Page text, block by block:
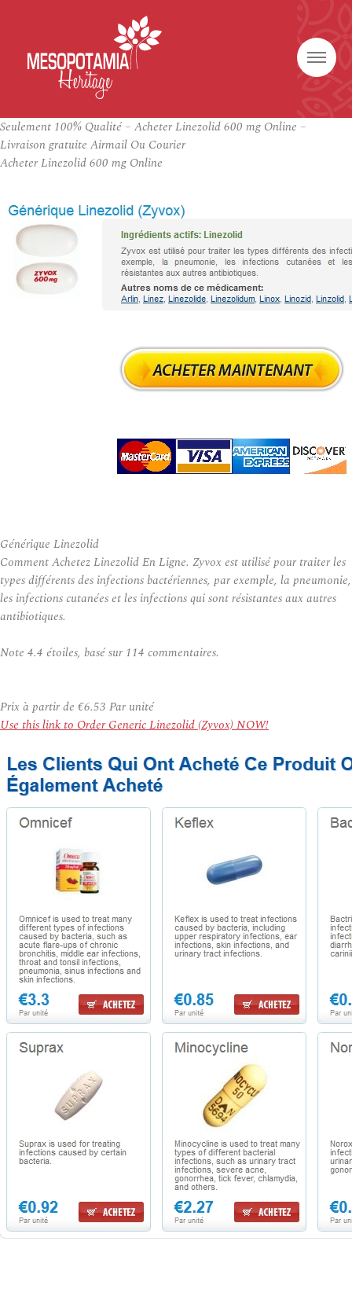
Seulement 100% Qualité – Acheter Linezolid 600 mg Online –
Livraison gratuite Airmail Ou Courier
Acheter Linezolid 600 mg Online
Générique Linezolid
Comment Achetez Linezolid En Ligne. Zyvox est utilisé pour traiter les
types différents des infections bactériennes, par exemple, la pneumonie,
les infections cutanées et les infections qui sont résistantes aux autres
antibiotiques.
Note 4.4 étoiles, basé sur 114 commentaires.
Prix à partir de €6.53 Par unité
Use this link to Order Generic Linezolid (Zyvox) NOW!